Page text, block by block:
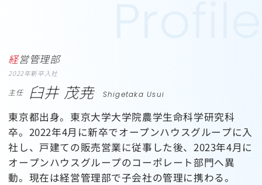
経営管理部
2022年新卒入社
主任 臼井 茂尭 Shigetaka Usui
東京都出身。東京大学大学院農学生命科学研究科
卒。2022年4月に新卒でオープンハウスグループに入
社し、戸建ての販売営業に従事した後、2023年4月に
オープンハウスグループのコーポレート部門へ異
動。現在は経営管理部で子会社の管理に携わる。